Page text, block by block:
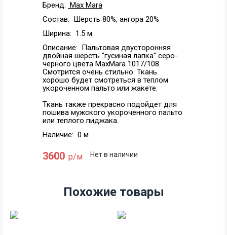
Бренд: Max Mara
Состав: Шерсть 80%, ангора 20%
Ширина: 1.5 м.
Описание: Пальтовая двусторонняя
двойная шерсть "гусиная лапка" серо-
черного цвета MaxMara 1017/108.
Смотрится очень стильно. Ткань
хорошо будет смотреться в теплом
укороченном пальто или жакете.
Ткань также прекрасно подойдет для
пошива мужского укороченного пальто
или теплого пиджака.
Наличие: 0 м
3600 р/м Нет в наличии
Похожие товары